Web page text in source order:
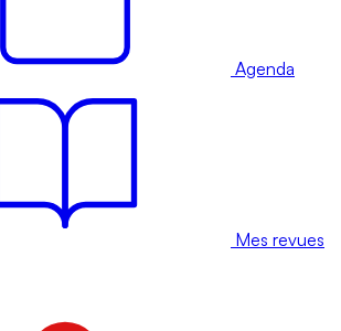
Agenda
Mes revues